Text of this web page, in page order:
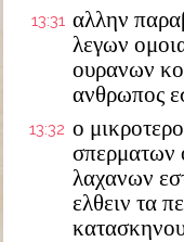
13:31 αλλην
λεγων
ουρανων
ανθρωπος
13:32 ο
σπερματων
λαχανων
ελθειν τα